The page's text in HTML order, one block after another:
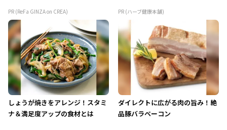
PR (ReFa GINZA on CREA) PR (ハーブ健康本舗)
しょうが焼きをアレンジ！スタミ
ナ＆満足度アップの食材とは
ダイレクトに広がる肉の旨み！絶
品豚バラベーコン